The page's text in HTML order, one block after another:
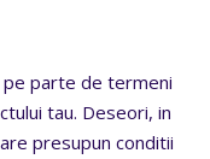
parte de termeni
tau. Deseori, in
presupun conditii